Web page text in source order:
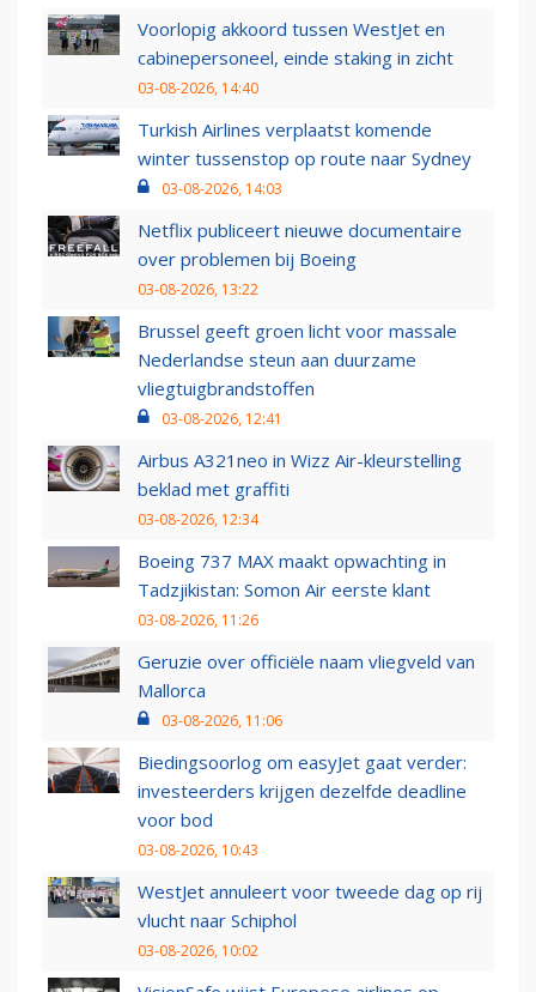
Voorlopig akkoord tussen WestJet en
cabinepersoneel, einde staking in zicht
03-08-2026, 14:40
Turkish Airlines verplaatst komende
winter tussenstop op route naar Sydney
03-08-2026, 14:03
Netflix publiceert nieuwe documentaire
over problemen bij Boeing
03-08-2026, 13:22
Brussel geeft groen licht voor massale
Nederlandse steun aan duurzame
vliegtuigbrandstoffen
03-08-2026, 12:41
Airbus A321neo in Wizz Air-kleurstelling
beklad met graffiti
03-08-2026, 12:34
Boeing 737 MAX maakt opwachting in
Tadzjikistan: Somon Air eerste klant
03-08-2026, 11:26
Geruzie over officiële naam vliegveld van
Mallorca
03-08-2026, 11:06
Biedingsoorlog om easyJet gaat verder:
investeerders krijgen dezelfde deadline
voor bod
03-08-2026, 10:43
WestJet annuleert voor tweede dag op rij
vlucht naar Schiphol
03-08-2026, 10:02